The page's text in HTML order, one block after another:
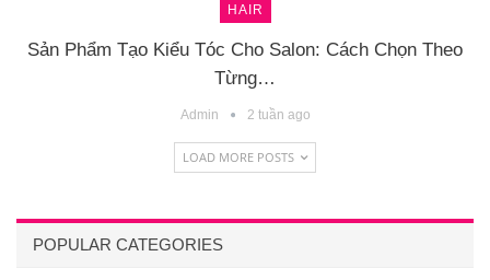
HAIR
Sản Phẩm Tạo Kiểu Tóc Cho Salon: Cách Chọn Theo
Từng…
Admin 2 tuần ago
LOAD MORE POSTS
POPULAR CATEGORIES